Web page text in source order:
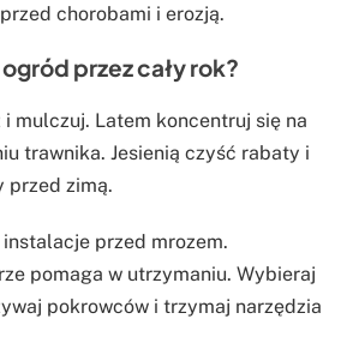
chorobami i erozją.
przez cały rok?
i mulczuj. Latem koncentruj się na
trawnika. Jesienią czyść rabaty i
przed zimą.
przed mrozem.
pomaga w utrzymaniu. Wybieraj
pokrowców i trzymaj narzędzia